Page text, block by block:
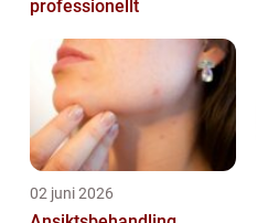
professionellt
02 juni 2026